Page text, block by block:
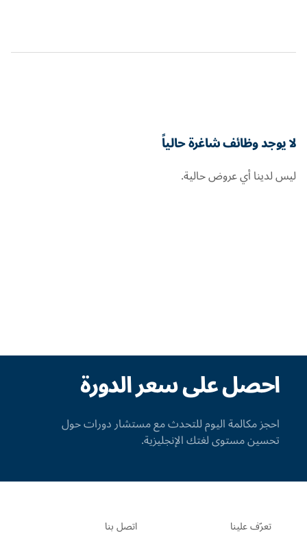
لا يوجد وظائف شاغرة حالياً
ليس لدينا أي عروض حالية.
احصل على سعر الدورة
احجز مكالمة اليوم للتحدث مع مستشار دورات حول
تحسين مستوى لغتك الإنجليزية.
تعرّف علينا
اتصل بنا